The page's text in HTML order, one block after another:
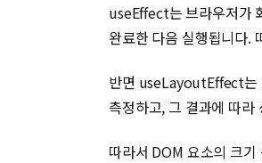
useEffect는 브라우저가
완료한 다음 실행됩니다.
반면 useLayoutEffect는
측정하고, 그 결과에 따
따라서 DOM 요소의 크